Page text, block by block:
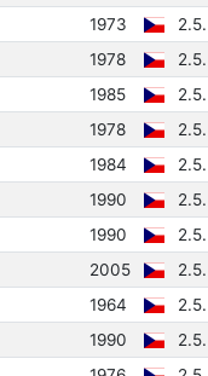
1973
1978
1985
1978
1984
1990
1990
2005
1964
1990